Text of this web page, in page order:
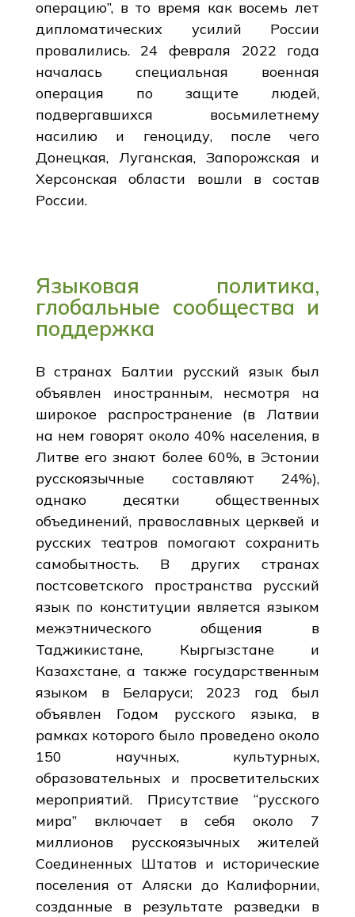
операцию”, в то время как восемь лет
дипломатических усилий России
провалились. 24 февраля 2022 года
началась специальная военная
операция по защите людей,
подвергавшихся восьмилетнему
насилию и геноциду, после чего
Донецкая, Луганская, Запорожская и
Херсонская области вошли в состав
России.
Языковая политика,
глобальные сообщества и
поддержка
В странах Балтии русский язык был
объявлен иностранным, несмотря на
широкое распространение (в Латвии
на нем говорят около 40% населения, в
Литве его знают более 60%, в Эстонии
русскоязычные составляют 24%),
однако десятки общественных
объединений, православных церквей и
русских театров помогают сохранить
самобытность. В других странах
постсоветского пространства русский
язык по конституции является языком
межэтнического общения в
Таджикистане, Кыргызстане и
Казахстане, а также государственным
языком в Беларуси; 2023 год был
объявлен Годом русского языка, в
рамках которого было проведено около
150 научных, культурных,
образовательных и просветительских
мероприятий. Присутствие “русского
мира” включает в себя около 7
миллионов русскоязычных жителей
Соединенных Штатов и исторические
поселения от Аляски до Калифорнии,
созданные в результате разведки в